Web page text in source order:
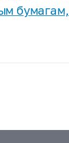
бумагам,